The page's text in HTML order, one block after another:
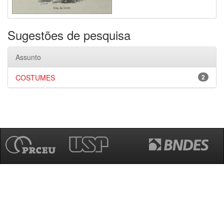
Sugestões de pesquisa
Assunto
2
COSTUMES